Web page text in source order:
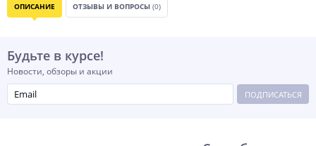
ОПИСАНИЕ ОТЗЫВЫ И ВОПРОСЫ (0)
Будьте в курсе!
Новости, обзоры и акции
ПОДПИСАТЬСЯ